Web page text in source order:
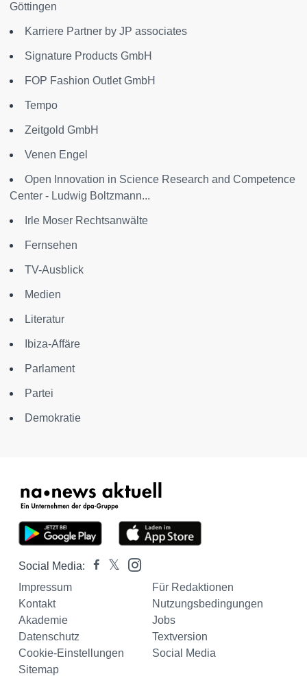
Göttingen
Karriere Partner by JP associates
Signature Products GmbH
FOP Fashion Outlet GmbH
Tempo
Zeitgold GmbH
Venen Engel
Open Innovation in Science Research and Competence
Center - Ludwig Boltzmann...
Irle Moser Rechtsanwälte
Fernsehen
TV-Ausblick
Medien
Literatur
Ibiza-Affäre
Parlament
Partei
Demokratie
Social Media:
Impressum
Für Redaktionen
Kontakt
Nutzungsbedingungen
Akademie
Jobs
Datenschutz
Textversion
Cookie-Einstellungen
Social Media
Sitemap